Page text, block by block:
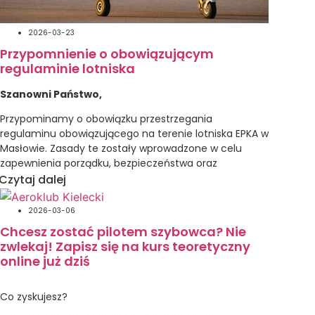
fot. Bartosz Czerwiński
realizacji jego celów statutowych.
Dziękujemy wszystkim Członkom za udział w
Zgromadzeniu oraz aktywny udział w życiu naszego
Stowarzyszenia.
2026-03-23
Przypomnienie o obowiązującym
regulaminie lotniska
Szanowni Państwo,
Przypominamy o obowiązku przestrzegania
regulaminu obowiązującego na terenie lotniska EPKA w
Masłowie. Zasady te zostały wprowadzone w celu
zapewnienia porządku, bezpieczeństwa oraz
sprawnego funkcjonowania działalności lotniczej.
Uprzejmie prosimy wszystkich użytkowników lotniska –
pilotów, członków aeroklubu oraz gości – o zapoznanie
się z aktualną treścią regulaminu oraz stosowanie się
do zawartych w nim wytycznych.
Regulamin dostępny jest pod poniższymi linkami:
Regulamin lotniska EPKA w Masłowie
dalej
2026-03-06
Chcesz zostać pilotem szybowca? Nie
zwlekaj! Zapisz się na kurs teoretyczny
online już dziś
Co zyskujesz?